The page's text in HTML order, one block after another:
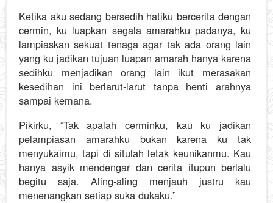
Ketika aku sedang bersedih hatiku bercerita dengan
cermin, ku luapkan segala amarahku padanya, ku
lampiaskan sekuat tenaga agar tak ada orang lain
yang ku jadikan tujuan luapan amarah hanya karena
sedihku menjadikan orang lain ikut merasakan
kesedihan ini berlarut-larut tanpa henti arahnya
sampai kemana.
Pikirku, “Tak apalah cerminku, kau ku jadikan
pelampiasan amarahku bukan karena ku tak
menyukaimu, tapi di situlah letak keunikanmu. Kau
hanya asyik mendengar dan cerita itupun berlalu
begitu saja. Aling-aling menjauh justru kau
menenangkan setiap suka dukaku.”